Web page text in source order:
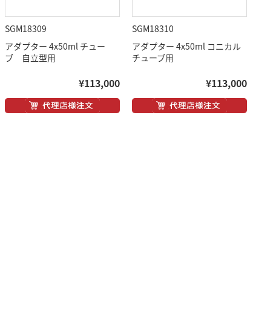
SGM18309
アダプター 4x50ml チュー
ブ 自立型用
¥113,000
SGM18310
アダプター 4x50ml コニカル
チューブ用
¥113,000